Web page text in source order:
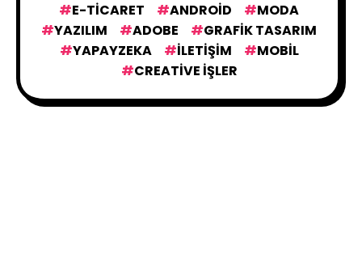
E-TICARET
ANDROID
MODA
YAZILIM
ADOBE
GRAFIK TASARIM
YAPAYZEKA
İLETIŞIM
MOBIL
CREATIVE İŞLER